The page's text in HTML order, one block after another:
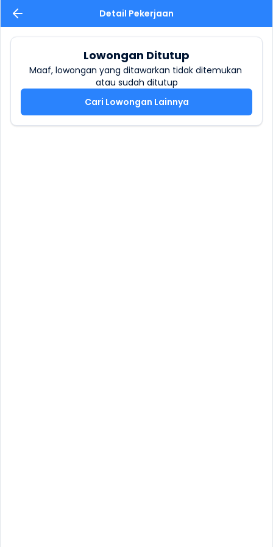
Detail Pekerjaan
Lowongan Ditutup
Maaf, lowongan yang ditawarkan tidak ditemukan
atau sudah ditutup
Cari Lowongan Lainnya